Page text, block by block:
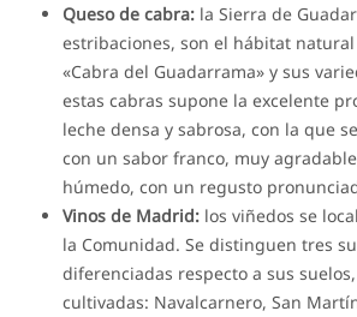
Queso de cabra: la Sierra de
estribaciones, son el hábitat
«Cabra del Guadarrama» y sus
estas cabras supone la excelente
leche densa y sabrosa, con la que
con un sabor franco, muy
húmedo, con un regusto
Vinos de Madrid: los viñedos se
la Comunidad. Se distinguen tres
diferenciadas respecto a sus
cultivadas: Navalcarnero, San